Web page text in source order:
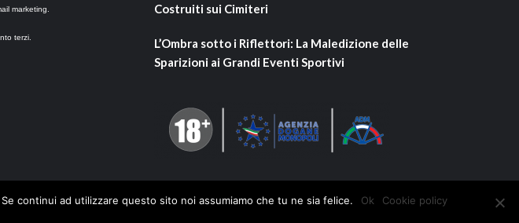
marketing.
terzi.
Costruiti sui Cimiteri
L’Ombra sotto i Riflettori: La Maledizione delle
Sparizioni ai Grandi Eventi Sportivi
continui ad utilizzare questo sito noi assumiamo che tu ne sia felice. Ok Cookie policy